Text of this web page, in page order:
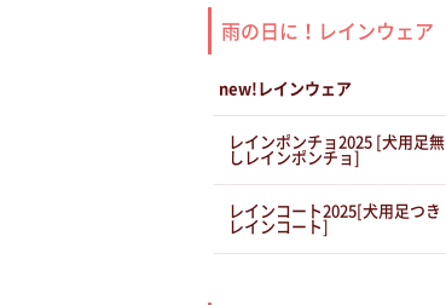
雨の日に！レインウェア
new!レインウェア
レインポンチョ2025 [犬用足無
しレインポンチョ]
レインコート2025[犬用足つき
レインコート]